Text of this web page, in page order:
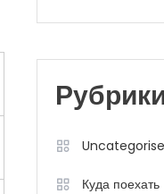
Куда поехать